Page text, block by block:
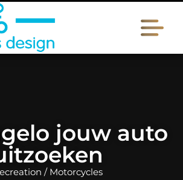
jouw auto
/ Motorcycles